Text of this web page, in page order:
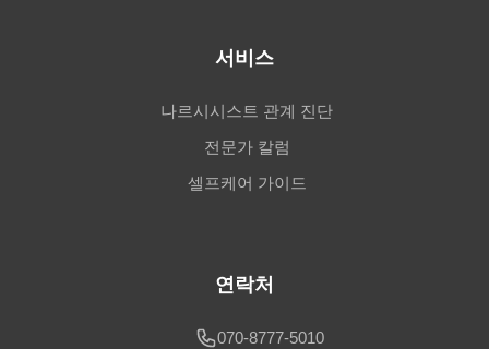
서비스
나르시시스트 관계 진단
전문가 칼럼
셀프케어 가이드
연락처
070-8777-5010